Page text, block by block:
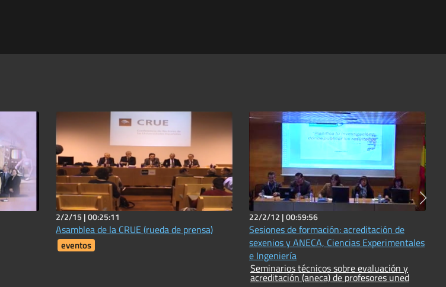
2/2/15 |00:25:11
Asamblea de la CRUE (rueda de prensa)
eventos
22/2/12 |00:59:56
Sesiones de formación: acreditación de
sexenios y ANECA, Ciencias Experimentales
e Ingeniería
Seminarios técnicos sobre evaluación y
acreditación (aneca) de profesores uned